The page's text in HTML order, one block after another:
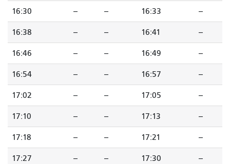
16:30 -- -- 16:33 --
16:38 -- -- 16:41 --
16:46 -- -- 16:49 --
16:54 -- -- 16:57 --
17:02 -- -- 17:05 --
17:10 -- -- 17:13 --
17:18 -- -- 17:21 --
17:27 -- -- 17:30 --